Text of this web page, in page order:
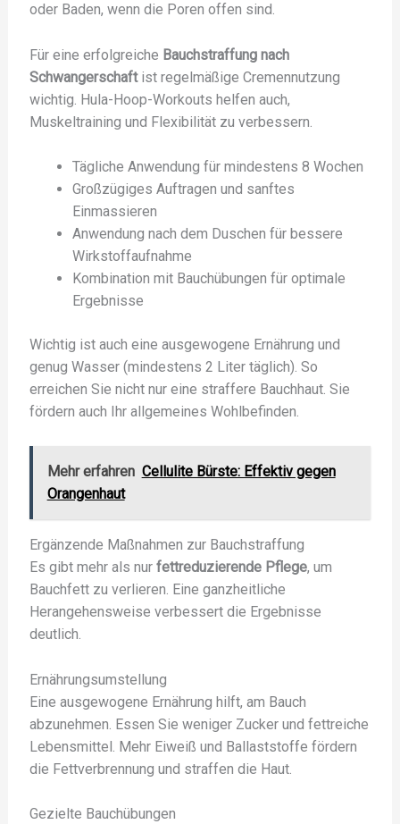
oder Baden, wenn die Poren offen sind.
Für eine erfolgreiche Bauchstraffung nach
Schwangerschaftist regelmäßige Cremennutzung
wichtig. Hula-Hoop-Workouts helfen auch,
Muskeltraining und Flexibilität zu verbessern.
Tägliche Anwendung für mindestens 8 Wochen
Großzügiges Auftragen und sanftes
Einmassieren
Anwendung nach dem Duschen für bessere
Wirkstoffaufnahme
Kombination mit Bauchübungen für optimale
Ergebnisse
Wichtig ist auch eine ausgewogene Ernährung und
genug Wasser (mindestens 2 Liter täglich). So
erreichen Sie nicht nur eine straffere Bauchhaut. Sie
fördern auch Ihr allgemeines Wohlbefinden.
Mehr erfahren Cellulite Bürste: Effektiv gegen
Orangenhaut
Ergänzende Maßnahmen zur Bauchstraffung
Es gibt mehr als nur fettreduzierende Pflege, um
Bauchfett zu verlieren. Eine ganzheitliche
Herangehensweise verbessert die Ergebnisse
deutlich.
Ernährungsumstellung
Eine ausgewogene Ernährung hilft, am Bauch
abzunehmen. Essen Sie weniger Zucker und fettreiche
Lebensmittel. Mehr Eiweiß und Ballaststoffe fördern
die Fettverbrennung und straffen die Haut.
Gezielte Bauchübungen